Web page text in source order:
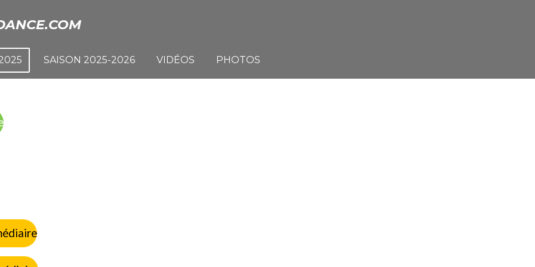
SAISON 2025-2026 VIDÉOS PHOTOS